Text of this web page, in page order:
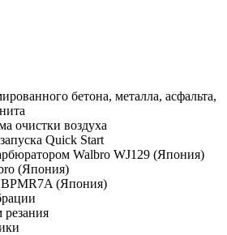
бетона, металла, асфальта,
очистки воздуха
Quick Start
Walbro WJ129 (Япония)
(Япония)
(Япония)